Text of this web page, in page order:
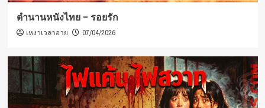
ตำนานหนังไทย – รอยรัก
เหงาเวลาอาย 07/04/2026